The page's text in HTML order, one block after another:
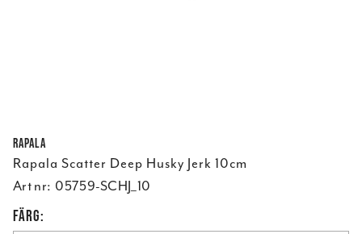
Rapala
Rapala Scatter Deep Husky Jerk 10cm
Art nr: 05759-SCHJ_10
FÄRG: